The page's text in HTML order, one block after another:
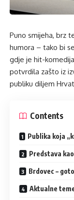
Puno smijeha, brz
humora – tako bi
gdje je hit-komedija
potvrdila zašto iz
publiku diljem
Contents
Publika koja
Predstava
Brdovec –
Aktualne